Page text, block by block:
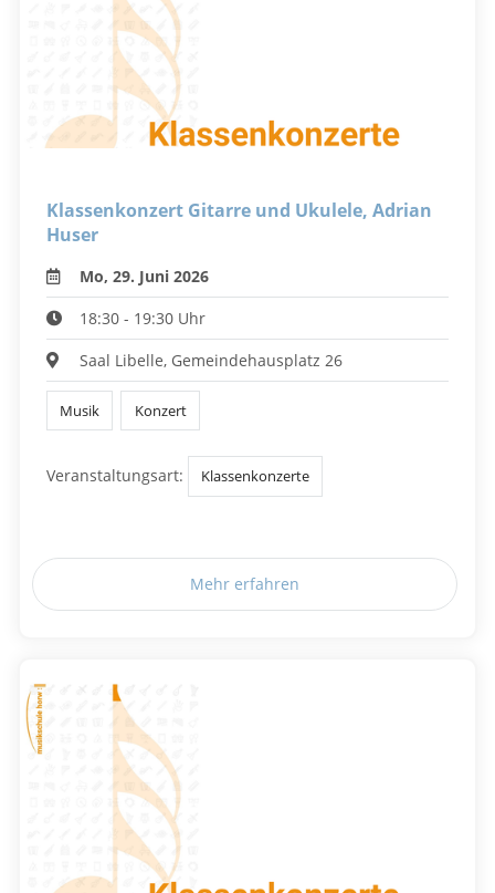
Klassenkonzert Gitarre und Ukulele, Adrian
Huser
Mo, 29. Juni 2026
18:30 - 19:30 Uhr
Saal Libelle, Gemeindehausplatz 26
Musik Konzert
Veranstaltungsart: Klassenkonzerte
Mehr erfahren